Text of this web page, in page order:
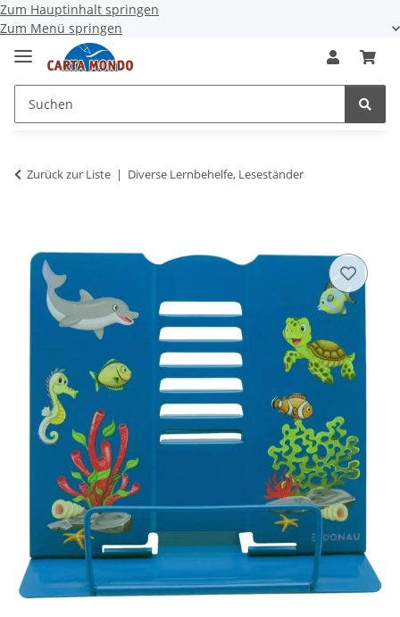
Zum Hauptinhalt springen
Zum Menü springen
Zurück zur Liste Diverse Lernbehelfe, Leseständer